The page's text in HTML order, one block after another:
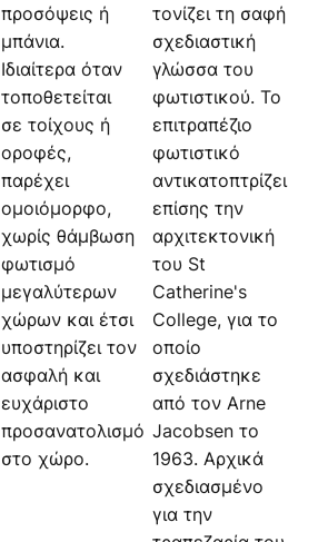
προσόψεις ή
μπάνια.
Ιδιαίτερα όταν
τοποθετείται
σε τοίχους ή
οροφές,
παρέχει
ομοιόμορφο,
χωρίς θάμβωση
φωτισμό
μεγαλύτερων
χώρων και έτσι
υποστηρίζει τον
ασφαλή και
ευχάριστο
προσανατολισμό
στο χώρο.
τονίζει τη σαφή
σχεδιαστική
γλώσσα του
φωτιστικού. Το
επιτραπέζιο
φωτιστικό
αντικατοπτρίζει
επίσης την
αρχιτεκτονική
του St
Catherine's
College, για το
οποίο
σχεδιάστηκε
από τον Arne
Jacobsen το
1963. Αρχικά
σχεδιασμένο
για την